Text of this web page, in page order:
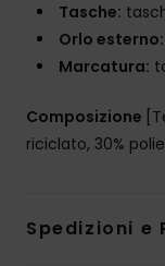
Tasche:
Orlo esterno:
Marcatura:
Composizione
riciclato, 30%
Spedizioni e